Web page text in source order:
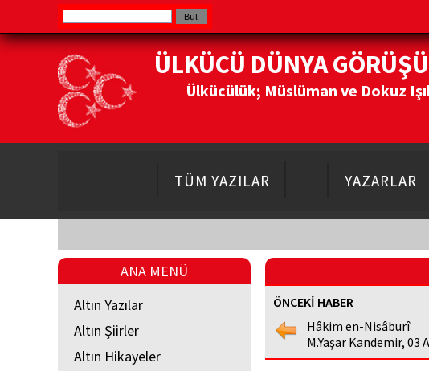
ÜLKÜCÜ DÜNYA GÖRÜŞÜ
Ülkücülük; Müslüman ve Dokuz
TÜM YAZILAR YAZARLAR
ANA MENÜ
Altın Yazılar
Altın Şiirler
Altın Hikayeler
ÖNCEKİ HABER
Hâkim en-Nisâburî
M.Yaşar Kandemir, 03